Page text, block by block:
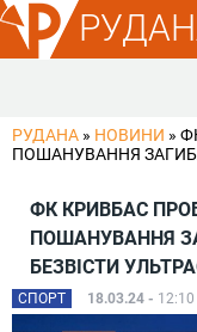
РУДАНА » НОВИНИ »
ПОШАНУВАННЯ
ФК КРИВБАС
ПОШАНУВАННЯ
БЕЗВІСТИ
СПОРТ 18.03.24 - 12:10